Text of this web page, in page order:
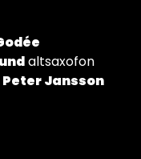
altsaxofon
Peter Jansson